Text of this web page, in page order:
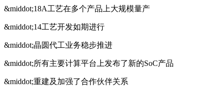
&middot;18A工艺在多个产品上大规模量产
&middot;14工艺开发如期进行
&middot;晶圆代工业务稳步推进
&middot;所有主要计算平台上发布了新的SoC产品
&middot;重建及加强了合作伙伴关系